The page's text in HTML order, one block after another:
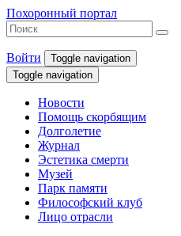
Похоронный портал
Войти
Toggle navigation
Toggle navigation
Новости
Помощь скорбящим
Долголетие
Журнал
Эстетика смерти
Музей
Парк памяти
Философский клуб
Лицо отрасли